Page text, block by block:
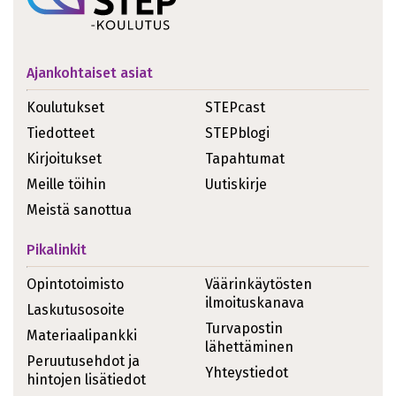
Ajankohtaiset asiat
Koulutukset
Tiedotteet
Kirjoitukset
Meille töihin
Meistä sanottua
STEPcast
STEPblogi
Tapahtumat
Uutiskirje
Pikalinkit
Opintotoimisto
Laskutusosoite
Materiaalipankki
Peruutusehdot ja
hintojen lisätiedot
Väärinkäytösten
ilmoituskanava
Turvapostin
lähettäminen
Yhteystiedot